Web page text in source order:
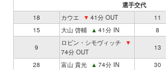
選手交代
18
カウエ ▼ 41分 OUT 11
15
大山 啓輔 ▲ 41分 IN 8
9
ロビン・シモヴィッチ
▼
74分 OUT
13
28 富山 貴光 ▲ 74分 IN 30